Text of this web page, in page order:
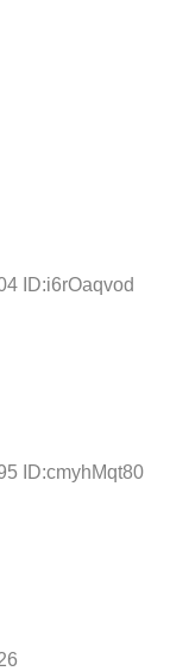
ID:i6rOaqvod
ID:cmyhMqt80